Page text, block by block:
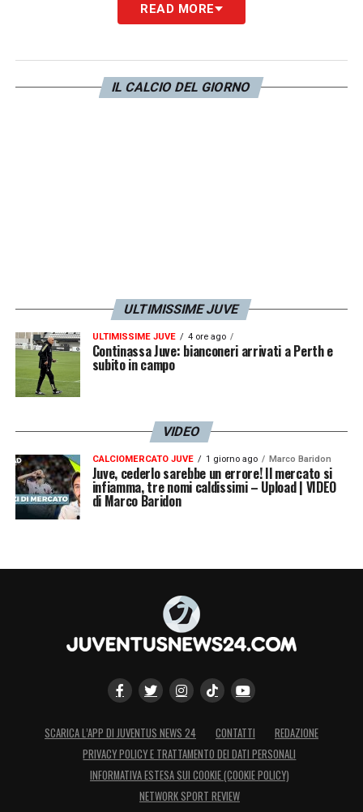
nel gennaio del 2020, sembra essere già in
anche la rete nel test match disputato dalla
Juventus Under 16contro i pari età della
READ MORE
IL CALCIO DEL GIORNO
ULTIMISSIME JUVE
ULTIMISSIME JUVE 4 ore ago
Continassa Juve: bianconeri arrivati a Perth e
subito in campo
VIDEO
CALCIOMERCATO JUVE 1 giorno ago Marco Baridon
Juve, cederlo sarebbe un errore! Il mercato si
infiamma, tre nomi caldissimi – Upload | VIDEO
di Marco Baridon
SCARICA L’APP DI JUVENTUS NEWS 24 CONTATTI
REDAZIONE
PRIVACY POLICY E TRATTAMENTO DEI DATI PERSONALI
INFORMATIVA ESTESA SUI COOKIE (COOKIE POLICY)
NETWORK SPORT REVIEW